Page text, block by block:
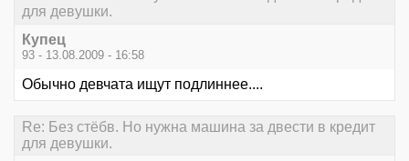
для девушки.
Купец
93 - 13.08.2009 - 16:58
Обычно девчата ищут подлиннее....
Re: Без стёбв. Но нужна машина за двести в кредит
для девушки.